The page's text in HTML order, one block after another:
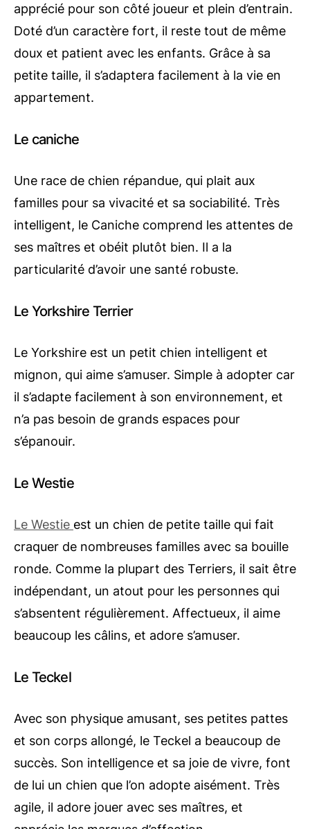
apprécié pour son côté joueur et plein d’entrain.
Doté d’un caractère fort, il reste tout de même
doux et patient avec les enfants. Grâce à sa
petite taille, il s’adaptera facilement à la vie en
appartement.
Le caniche
Une race de chien répandue, qui plait aux
familles pour sa vivacité et sa sociabilité. Très
intelligent, le Caniche comprend les attentes de
ses maîtres et obéit plutôt bien. Il a la
particularité d’avoir une santé robuste.
Le Yorkshire Terrier
Le Yorkshire est un petit chien intelligent et
mignon, qui aime s’amuser. Simple à adopter car
il s’adapte facilement à son environnement, et
n’a pas besoin de grands espaces pour
s’épanouir.
Le Westie
Le Westie est un chien de petite taille qui fait
craquer de nombreuses familles avec sa bouille
ronde. Comme la plupart des Terriers, il sait être
indépendant, un atout pour les personnes qui
s’absentent régulièrement. Affectueux, il aime
beaucoup les câlins, et adore s’amuser.
Le Teckel
Avec son physique amusant, ses petites pattes
et son corps allongé, le Teckel a beaucoup de
succès. Son intelligence et sa joie de vivre, font
de lui un chien que l’on adopte aisément. Très
agile, il adore jouer avec ses maîtres, et